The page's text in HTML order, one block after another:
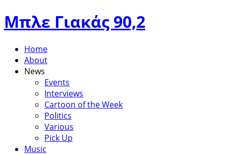
Μπλε Γιακάς 90,2
Home
About
News
Events
Interviews
Cartoon of the Week
Politics
Various
Pick Up
Music